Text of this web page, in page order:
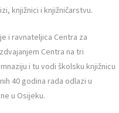
knjižnici i knjižničarstvu.
i ravnateljica Centra za
Centra na tri
i tu vodi školsku knjižnicu
40 godina rada odlazi u
u Osijeku.